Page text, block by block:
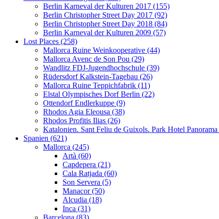
Berlin Karneval der Kulturen 2017 (155)
Berlin Christopher Street Day 2017 (92)
Berlin Christopher Street Day 2018 (84)
Berlin Karneval der Kulturen 2009 (57)
Lost Places (258)
Mallorca Ruine Weinkooperative (44)
Mallorca Avenc de Son Pou (29)
Wandlitz FDJ-Jugendhochschule (39)
Rüdersdorf Kalkstein-Tagebau (26)
Mallorca Ruine Teppichfabrik (11)
Elstal Olympisches Dorf Berlin (22)
Ottendorf Endlerkuppe (9)
Rhodos Agia Eleousa (38)
Rhodos Profitis Ilias (26)
Katalonien. Sant Feliu de Guixols. Park Hotel
Spanien (621)
Mallorca (245)
Artà (60)
Capdepera (21)
Cala Ratjada (60)
Son Servera (5)
Manacor (50)
Alcudia (18)
Inca (31)
Barcelona (83)